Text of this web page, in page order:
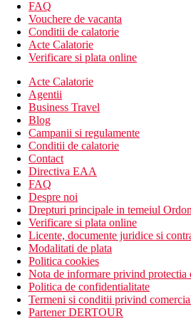
TV cu receptie satelit
seif in camera (contra cost)
balcon sau terasa
Wi-Fi (contra cost)
patut la cerere gratuit
Alte tipuri de camere
Camera dubla, vedere la
Camera de familie: o camera
Descrierea plajei
nisipos cu pietricele
Activitati sportive gratuite
teren de tenis
tenis de masa
darts
Activitati contra cost
masaje
jacuzzi
biliard
FAQ
Vouchere de vacanta
Conditii de calatorie
Acte Calatorie
Verificare si plata online
Acte Calatorie
Agentii
Business Travel
Blog
Campanii si regulamente
Conditii de calatorie
Contact
Directiva EAA
FAQ
Despre noi
Drepturi principale in temeiul
Verificare si plata online
Licente, documente juridice si
Modalitati de plata
Politica cookies
Nota de informare privind protectia
Politica de confidentialitate
Termeni si conditii privind
Partener DERTOUR